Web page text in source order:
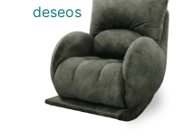
deseos